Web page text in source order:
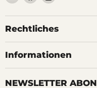
Soyoucheck
Großvertrieb
&
Sie
uns
auf
uns
auf
Rechtliches
Informationen
NEWSLETTER